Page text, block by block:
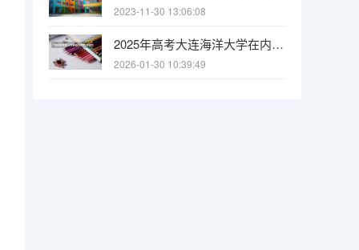
2023-11-30 13:06:08
2025年高考大连海洋大学在内蒙古各批次选科要求有哪些
2026-01-30 10:39:49